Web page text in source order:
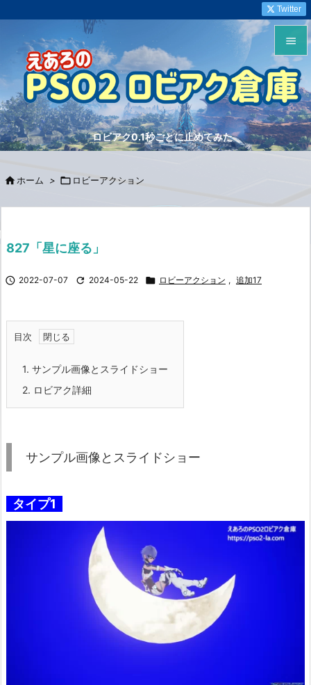
ロビアク0.1秒ごとに止めてみた


メニュ

サイド


Twitter
 ホーム >  ロビーアクション
827「星に座る」
 2022-07-07  2024-05-22  ロビーアクション , 追加17
目次
1. サンプル画像とスライドショー
2. ロビアク詳細
サンプル画像とスライドショー
タイプ1